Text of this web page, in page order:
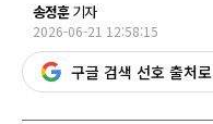
송정훈기자
2026-06-21 12:58:15
구글 검색 선호 출처